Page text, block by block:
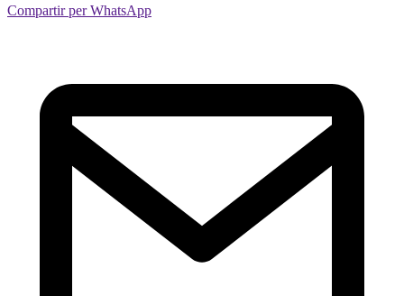
Compartir per WhatsApp